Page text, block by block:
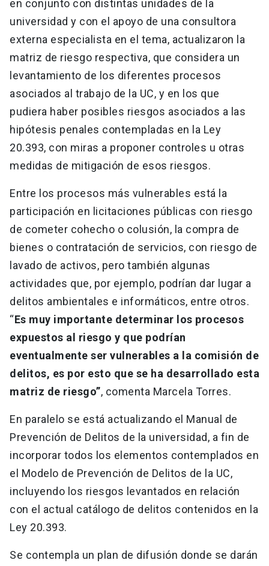
en conjunto con distintas unidades de la
universidad y con el apoyo de una consultora
externa especialista en el tema, actualizaron la
matriz de riesgo respectiva, que considera un
levantamiento de los diferentes procesos
asociados al trabajo de la UC, y en los que
pudiera haber posibles riesgos asociados a las
hipótesis penales contempladas en la Ley
20.393, con miras a proponer controles u otras
medidas de mitigación de esos riesgos.
Entre los procesos más vulnerables está la
participación en licitaciones públicas con riesgo
de cometer cohecho o colusión, la compra de
bienes o contratación de servicios, con riesgo de
lavado de activos, pero también algunas
actividades que, por ejemplo, podrían dar lugar a
delitos ambientales e informáticos, entre otros.
“Es muy importante determinar los procesos
expuestos al riesgo y que podrían
eventualmente ser vulnerables a la comisión de
delitos, es por esto que se ha desarrollado esta
matriz de riesgo”, comenta Marcela Torres.
En paralelo se está actualizando el Manual de
Prevención de Delitos de la universidad, a fin de
incorporar todos los elementos contemplados en
el Modelo de Prevención de Delitos de la UC,
incluyendo los riesgos levantados en relación
con el actual catálogo de delitos contenidos en la
Ley 20.393.
Se contempla un plan de difusión donde se darán